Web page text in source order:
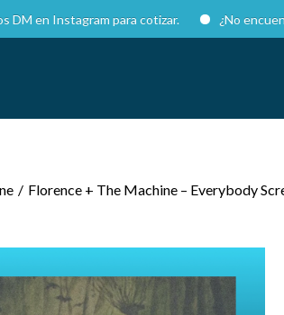
para cotizar. ¿No encuentras lo
/ Florence + The Machine – Everybody